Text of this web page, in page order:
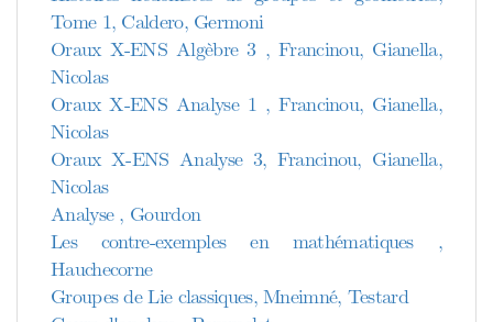
Tome 1, Caldero, Germoni
Oraux X-ENS Algèbre 3 , Francinou, Gianella,
Nicolas
Oraux X-ENS Analyse 1 , Francinou, Gianella,
Nicolas
Oraux X-ENS Analyse 3, Francinou, Gianella,
Nicolas
Analyse , Gourdon
Les contre-exemples en mathématiques ,
Hauchecorne
Groupes de Lie classiques, Mneimné, Testard